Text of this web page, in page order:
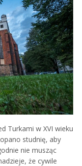
Turkami w XVI wieku
studnię, aby
nie musząc
że cywile